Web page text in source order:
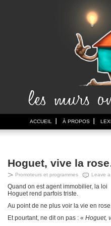
ACCUEIL À PROPOS
Hoguet, vive la
Promoteurs et programmes Leave
Quand on est agent immobilier, la loi
Hoguet rend parfois triste.
Au point de ne plus voir la vie en
Et pourtant, ne dit on pas : « Hoguet,